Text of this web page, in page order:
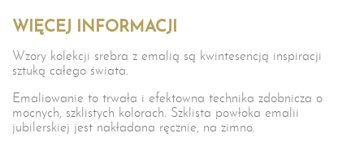
WIĘCEJ INFORMACJI
Wzory kolekcji srebra z emalią są kwintesencją inspiracji
sztuką całego świata.
Emaliowanie to trwała i efektowna technika zdobnicza o
mocnych, szklistych kolorach. Szklista powłoka emalii
jubilerskiej jest nakładana ręcznie, na zimno.